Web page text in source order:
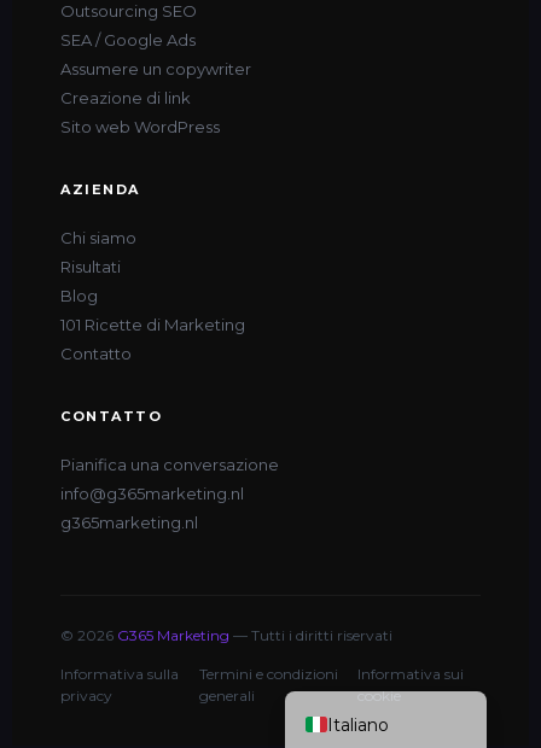
Outsourcing SEO
SEA / Google Ads
Assumere un copywriter
Creazione di link
Sito web WordPress
AZIENDA
Chi siamo
Risultati
Blog
101 Ricette di Marketing
Contatto
CONTATTO
Pianifica una conversazione
info@g365marketing.nl
g365marketing.nl
© 2026 G365 Marketing — Tutti i diritti riservati
Informativa sulla
privacy
Termini e condizioni
generali
Informativa sui
cookie
Italiano
NEDERLANDS
ENGLISH (UK)